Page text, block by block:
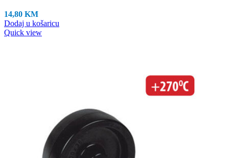
14,80 KM
Dodaj u košaricu
Quick view